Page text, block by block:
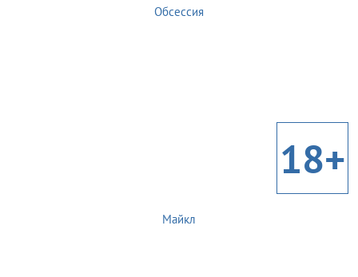
Обсессия
18+
Майкл